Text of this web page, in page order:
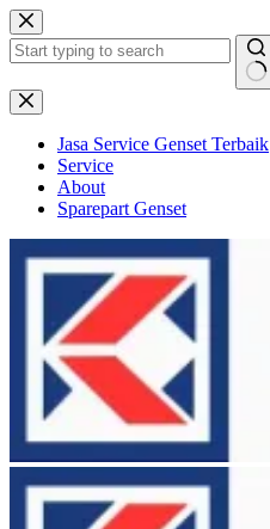
Skip
to
content
No
results
Jasa Service Genset Terbaik
Service
About
Sparepart Genset